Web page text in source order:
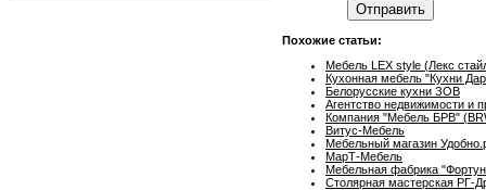
Отправить
Похожие статьи:
Мебель LEX style (Лекс
Кухонная мебель "Кухни
Белорусские кухни ЗОВ
Агентство недвижимости и
Компания "Мебель БРВ"
Витус-Мебель
Мебельный магазин
МарТ-Мебель
Мебельная фабрика
Столярная мастерская РГ-